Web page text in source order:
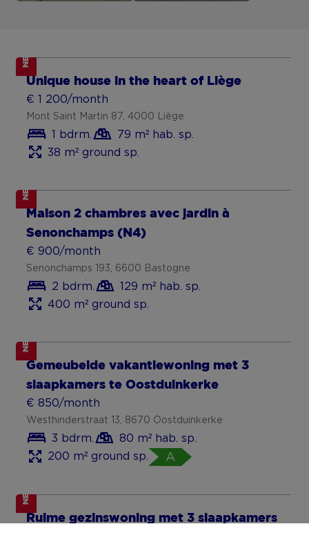
NEW
Unique house in the heart of Liège
€ 1 200/month
Mont Saint Martin 87, 4000 Liège
1 bdrm.
79 m² hab. sp.
38 m² ground sp.
NEW
Maison 2 chambres avec jardin à
Senonchamps (N4)
€ 900/month
Senonchamps 193, 6600 Bastogne
2 bdrm.
129 m² hab. sp.
400 m² ground sp.
NEW
Gemeubelde vakantiewoning met 3
slaapkamers te Oostduinkerke
€ 850/month
Westhinderstraat 13, 8670 Oostduinkerke
3 bdrm.
80 m² hab. sp.
200 m² ground sp.
A
NEW
Ruime gezinswoning met 3 slaapkamers